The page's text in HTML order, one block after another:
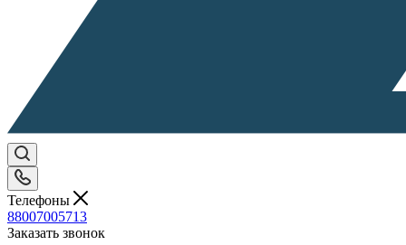
Телефоны
88007005713
Заказать звонок